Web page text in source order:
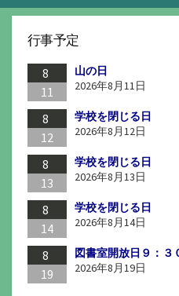
行事予定
8
11
山の日
2026年8月11日
8
12
学校を閉じる日
2026年8月12日
8
13
学校を閉じる日
2026年8月13日
8
14
学校を閉じる日
2026年8月14日
8
19
図書室開放日９：３
2026年8月19日